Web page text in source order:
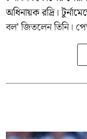
অধিনায়ক রদ্রি।
বল' জিতলেন তিনি।